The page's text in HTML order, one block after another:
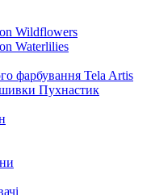
Wildflowers
Waterlilies
фарбування Tela Artis
Пухнастик